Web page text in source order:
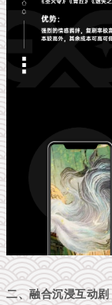
二、融合沉浸互动剧